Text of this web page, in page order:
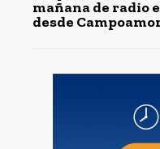
mañana de radio
desde